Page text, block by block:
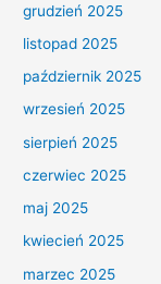
grudzień 2025
listopad 2025
październik 2025
wrzesień 2025
sierpień 2025
czerwiec 2025
maj 2025
kwiecień 2025
marzec 2025